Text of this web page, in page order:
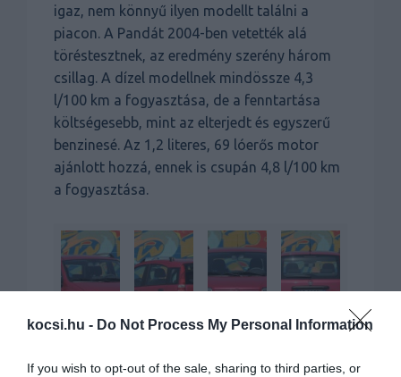
kocsi.hu - Do Not Process My Personal Information
If you wish to opt-out of the sale, sharing to third parties, or
igaz, nem könnyű ilyen modellt találni a
piacon. A Pandát 2004-ben vetették alá
töréstesztnek, az eredmény szerény három
csillag. A dízel modellnek mindössze 4,3
l/100 km a fogyasztása, de a fenntartása
költségesebb, mint az elterjedt és egyszerű
benzinesé. Az 1,2 literes, 69 lóerős motor
ajánlott hozzá, ennek is csupán 4,8 l/100 km
a fogyasztása.